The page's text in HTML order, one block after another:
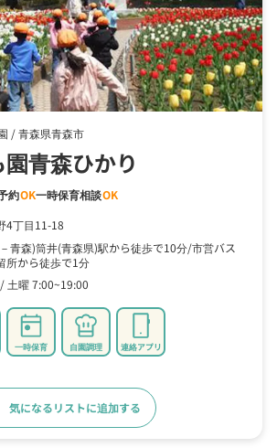
/青森県青森市
青森ひかり
約OK一時保育相談OK
4丁目11-18
青森)筒井(青森県)駅から徒歩で10分 市営バス
所から徒歩で1分
土曜 7:00~19:00
一時保育 自園調理 連絡アプリ
気になるリストに追加する